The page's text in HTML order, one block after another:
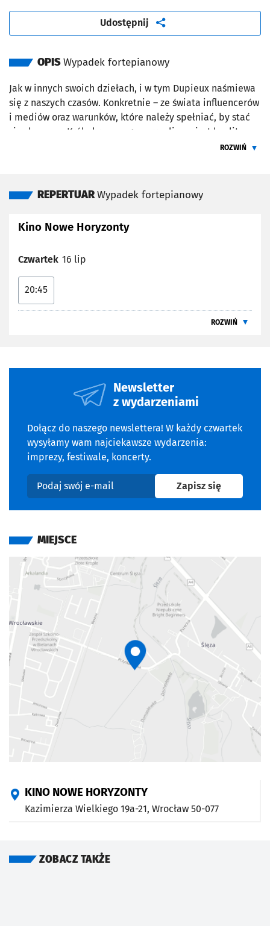
Udostępnij artykuł
OPISWypadek fortepianowy
Jak w innych swoich dziełach, i w tym Dupieux naśmiewa
się z naszych czasów. Konkretnie – ze świata influencerów
i mediów oraz warunków, które należy spełniać, by stać
się sławnym. Król ekranowego surrealizmu jest bezlitosny
dla swoich postaci i, przede wszystkim, dla nas – widzów.
najlepszych europejskich aktorek. Lektura obowiązkowa
dla wielbicieli jej talentu oraz kina groteskowego,
ROZWIŃ
REPERTUARWypadek fortepianowy
Kino Nowe Horyzonty
Czwartek 16 lip
20:45
ROZWIŃ
Newsletter
z wydarzeniami
Dołącz do naszego newslettera! W każdy czwartek
wysyłamy wam najciekawsze wydarzenia:
imprezy, festiwale, koncerty.
Podaj swój e-mail
Zapisz sięna
MIEJSCE
KINO NOWE HORYZONTY
Kazimierza Wielkiego 19a-21, Wrocław 50-077
ZOBACZ TAKŻE